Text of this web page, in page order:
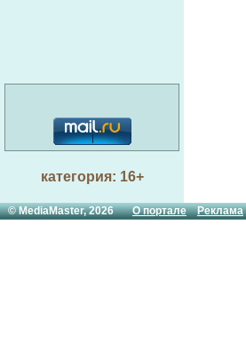
категория: 16+
© MediaMaster, 2026О портале Реклама